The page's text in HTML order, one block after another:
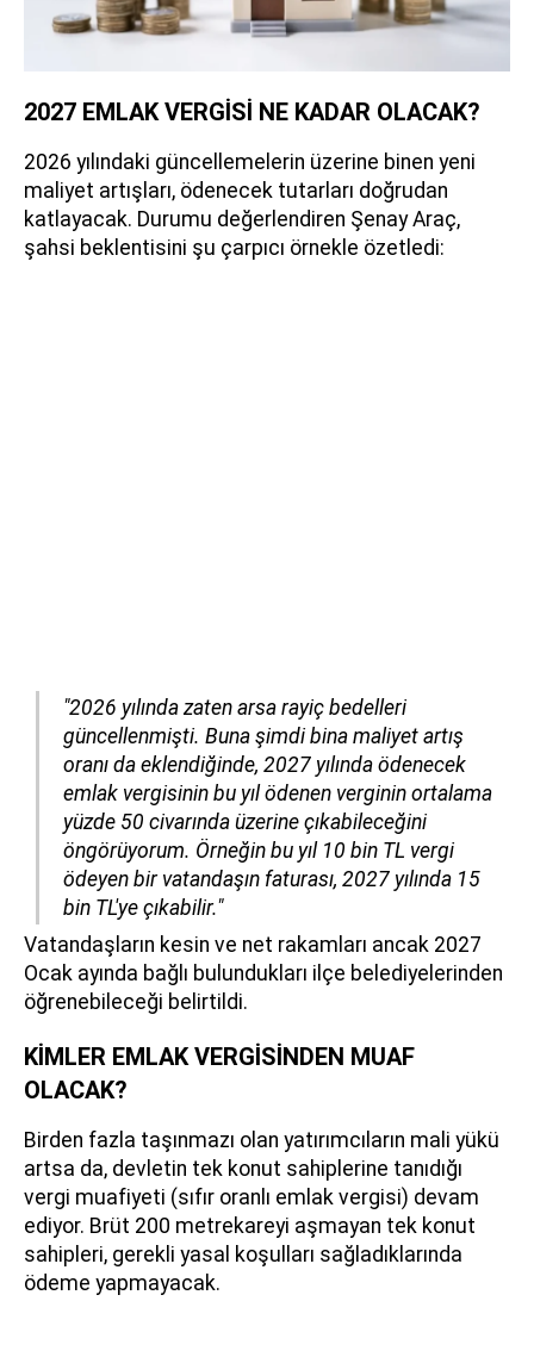
2027 EMLAK VERGİSİ NE KADAR OLACAK?
2026 yılındaki güncellemelerin üzerine binen yeni
maliyet artışları, ödenecek tutarları doğrudan
katlayacak. Durumu değerlendiren Şenay Araç,
şahsi beklentisini şu çarpıcı örnekle özetledi:
"2026 yılında zaten arsa rayiç bedelleri
güncellenmişti. Buna şimdi bina maliyet artış
oranı da eklendiğinde, 2027 yılında ödenecek
emlak vergisinin bu yıl ödenen verginin ortalama
yüzde 50 civarında üzerine çıkabileceğini
öngörüyorum. Örneğin bu yıl 10 bin TL vergi
ödeyen bir vatandaşın faturası, 2027 yılında 15
bin TL'ye çıkabilir."
Vatandaşların kesin ve net rakamları ancak 2027
Ocak ayında bağlı bulundukları ilçe belediyelerinden
öğrenebileceği belirtildi.
KİMLER EMLAK VERGİSİNDEN MUAF
OLACAK?
Birden fazla taşınmazı olan yatırımcıların mali yükü
artsa da, devletin tek konut sahiplerine tanıdığı
vergi muafiyeti (sıfır oranlı emlak vergisi) devam
ediyor. Brüt 200 metrekareyi aşmayan tek konut
sahipleri, gerekli yasal koşulları sağladıklarında
ödeme yapmayacak.